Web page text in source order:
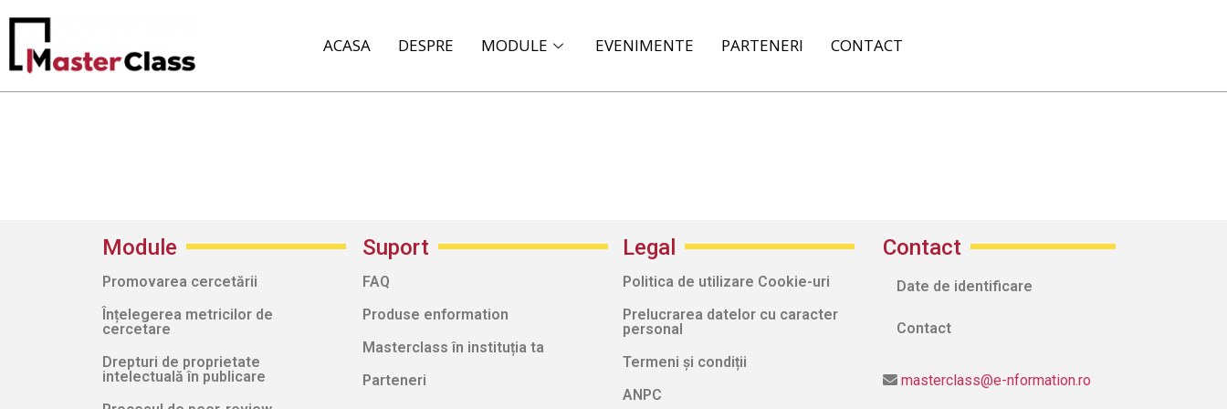
ACASA DESPRE MODULE EVENIMENTE PARTENERI CONTACT
Module
Promovarea cercetării
Înțelegerea metricilor de
cercetare
Drepturi de proprietate
intelectuală în publicare
Suport
FAQ
Produse enformation
Masterclass în instituția ta
Parteneri
Legal
Politica de utilizare Cookie-uri
Prelucrarea datelor cu caracter
personal
Termeni și condiții
ANPC
Contact
Date de identificare
Contact
masterclass@e-nformation.ro